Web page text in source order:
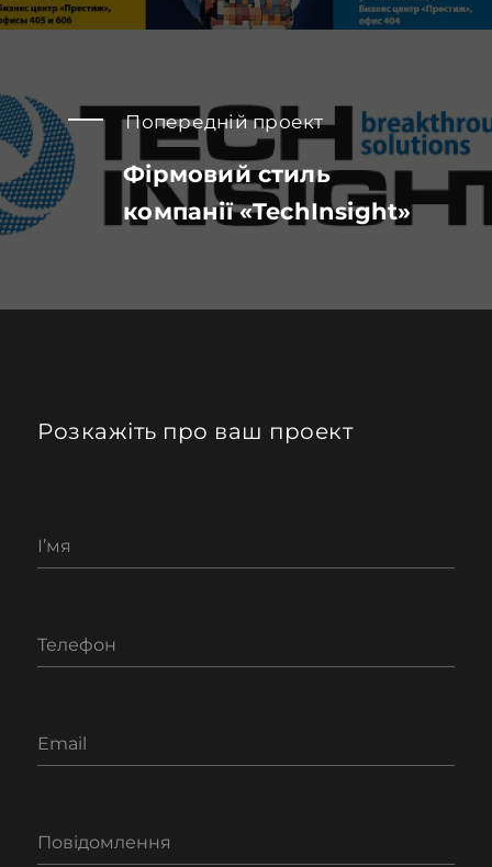
Попередній проект
Фірмовий стиль
компанії «TechInsight»
Розкажіть про ваш проект
І’мя
Телефон
Email
Повідомлення